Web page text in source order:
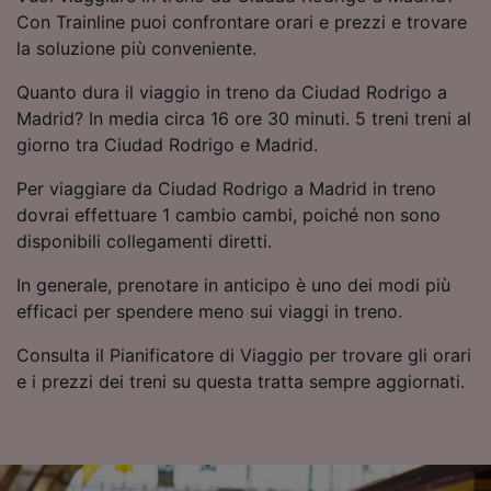
Con Trainline puoi confrontare orari e prezzi e trovare
la soluzione più conveniente.
Quanto dura il viaggio in treno da Ciudad Rodrigo a
Madrid? In media circa 16 ore 30 minuti. 5 treni treni al
giorno tra Ciudad Rodrigo e Madrid.
Per viaggiare da Ciudad Rodrigo a Madrid in treno
dovrai effettuare 1 cambio cambi, poiché non sono
disponibili collegamenti diretti.
In generale, prenotare in anticipo è uno dei modi più
efficaci per spendere meno sui viaggi in treno.
Consulta il Pianificatore di Viaggio per trovare gli orari
e i prezzi dei treni su questa tratta sempre aggiornati.